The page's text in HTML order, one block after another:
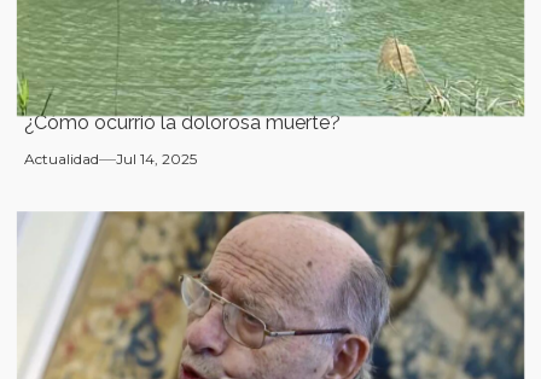
¿Cómo ocurrió la dolorosa muerte?
Actualidad Jul 14, 2025